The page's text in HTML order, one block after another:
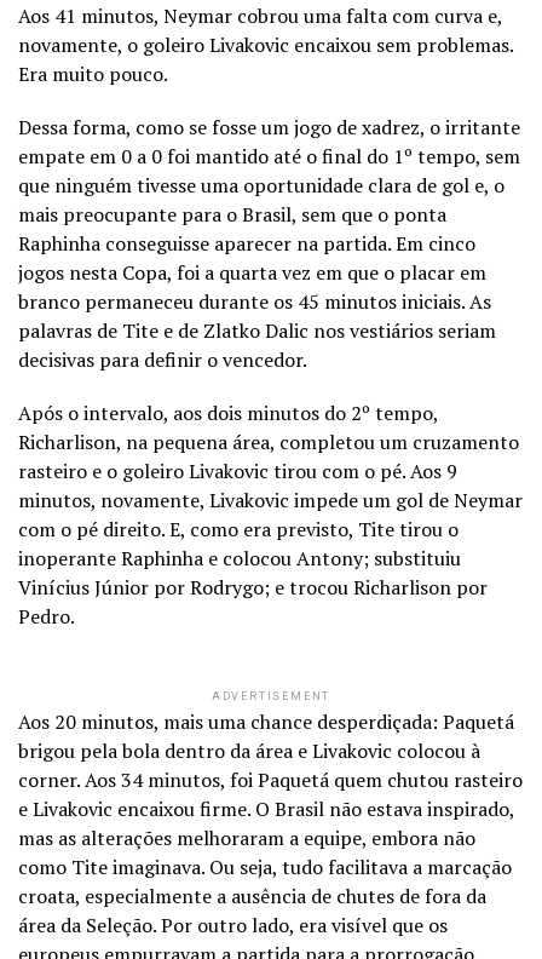
Aos 41 minutos, Neymar cobrou uma falta com curva e,
novamente, o goleiro Livakovic encaixou sem problemas.
Era muito pouco.
Dessa forma, como se fosse um jogo de xadrez, o irritante
empate em 0 a 0 foi mantido até o final do 1º tempo, sem
que ninguém tivesse uma oportunidade clara de gol e, o
mais preocupante para o Brasil, sem que o ponta
Raphinha conseguisse aparecer na partida. Em cinco
jogos nesta Copa, foi a quarta vez em que o placar em
branco permaneceu durante os 45 minutos iniciais. As
palavras de Tite e de Zlatko Dalic nos vestiários seriam
decisivas para definir o vencedor.
Após o intervalo, aos dois minutos do 2º tempo,
Richarlison, na pequena área, completou um cruzamento
rasteiro e o goleiro Livakovic tirou com o pé. Aos 9
minutos, novamente, Livakovic impede um gol de Neymar
com o pé direito. E, como era previsto, Tite tirou o
inoperante Raphinha e colocou Antony; substituiu
Vinícius Júnior por Rodrygo; e trocou Richarlison por
Pedro.
ADVERTISEMENT
Aos 20 minutos, mais uma chance desperdiçada: Paquetá
brigou pela bola dentro da área e Livakovic colocou à
corner. Aos 34 minutos, foi Paquetá quem chutou rasteiro
e Livakovic encaixou firme. O Brasil não estava inspirado,
mas as alterações melhoraram a equipe, embora não
como Tite imaginava. Ou seja, tudo facilitava a marcação
croata, especialmente a ausência de chutes de fora da
área da Seleção. Por outro lado, era visível que os